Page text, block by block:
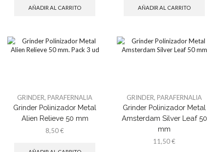
AÑADIR AL CARRITO AÑADIR AL CARRITO
GRINDER, PARAFERNALIA
Grinder Polinizador Metal
Alien Relieve 50 mm
8,50€
GRINDER, PARAFERNALIA
Grinder Polinizador Metal
Amsterdam Silver Leaf 50
mm
11,50€